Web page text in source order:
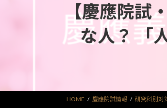
【慶應院試
な人？ 「
HOME 慶應院試情報 研究科別対